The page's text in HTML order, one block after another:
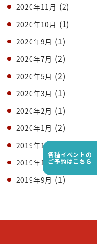
各種イベントの
ご予約はこちら
2020年11月 (2)
2020年10月 (1)
2020年9月 (1)
2020年7月 (2)
2020年5月 (2)
2020年3月 (1)
2020年2月 (1)
2020年1月 (2)
2019年12月 (3)
2019年11月(1)
2019年9月(1)